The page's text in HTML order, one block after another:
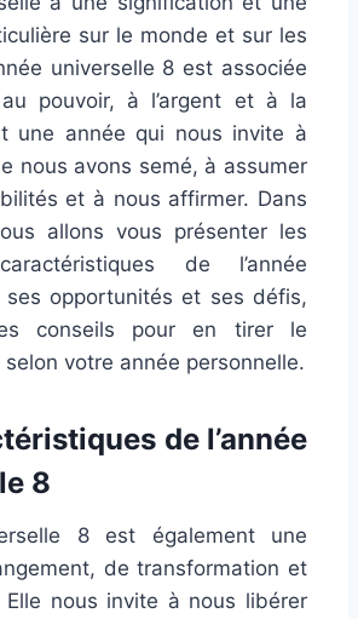
sur le monde et sur les
universelle 8 est associée
pouvoir, à l’argent et à la
une année qui nous invite à
nous avons semé, à assumer
et à nous affirmer. Dans
allons vous présenter les
de l’année
ses opportunités et ses défis,
conseils pour en tirer le
votre année personnelle.
de l’année
8
8 est également une
de transformation et
nous invite à nous libérer